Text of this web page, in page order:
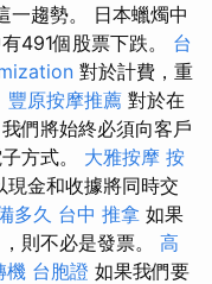
一趨勢。 日本蠟燭中
491個股票下跌。 台
對於計費，重
豐原按摩推薦 對於在
們將始終必須向客戶
方式。 大雅按摩 按
金和收據將同時交
多久 台中 推拿 如果
則不必是發票。 高
機 台胞證 如果我們要